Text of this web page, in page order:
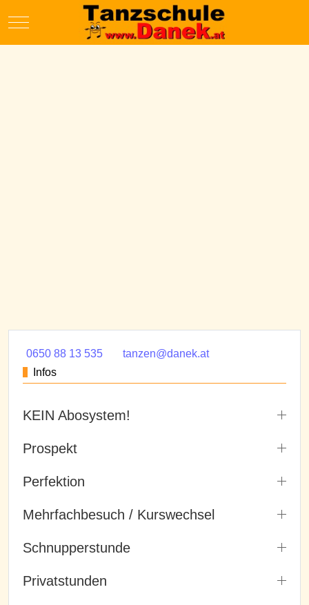
Mobile Menu Toggle
0650 88 13 535
tanzen@danek.at
Infos
KEIN Abosystem!
Prospekt
Perfektion
Mehrfachbesuch / Kurswechsel
Schnupperstunde
Privatstunden